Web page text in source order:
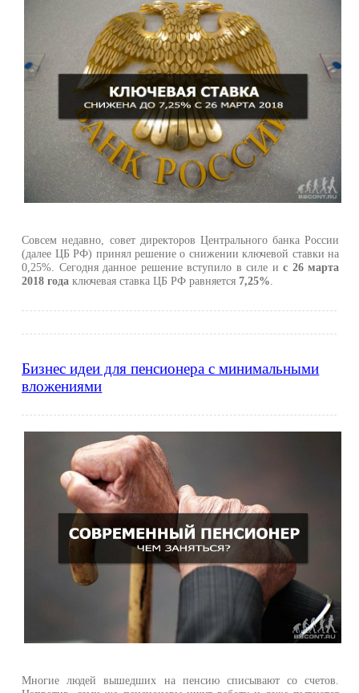
Совсем недавно, совет директоров Центрального банка России
(далее ЦБ РФ) принял решение о снижении ключевой ставки на
0,25%. Сегодня данное решение вступило в силе ис 26 марта
2018 года ключевая ставка ЦБ РФ равняется7,25%
Бизнес идеи для пенсионера с минимальными
вложениями
Многие людей вышедших на пенсию списывают со счетов.